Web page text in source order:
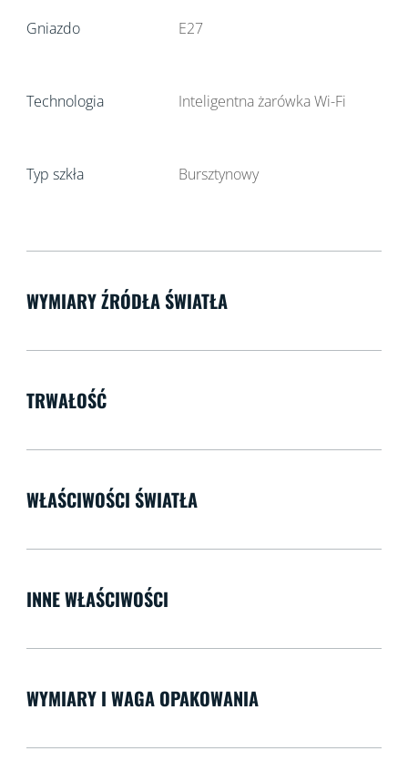
Gniazdo E27
Technologia Inteligentna żarówka Wi-Fi
Typ szkła Bursztynowy
WYMIARY ŹRÓDŁA ŚWIATŁA
TRWAŁOŚĆ
WŁAŚCIWOŚCI ŚWIATŁA
INNE WŁAŚCIWOŚCI
WYMIARY I WAGA OPAKOWANIA